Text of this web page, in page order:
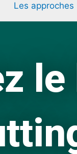
Les approches